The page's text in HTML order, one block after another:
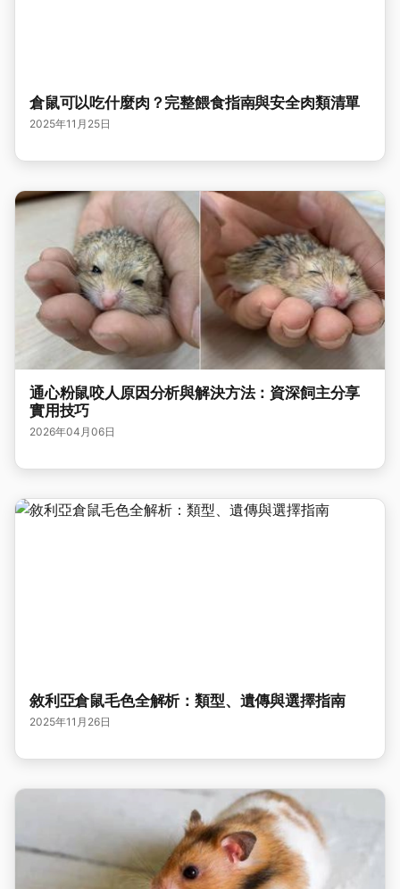
倉鼠可以吃什麼肉？完整餵食指南與安全肉類清單
2025年11月25日
通心粉鼠咬人原因分析與解決方法：資深飼主分享
實用技巧
2026年04月06日
敘利亞倉鼠毛色全解析：類型、遺傳與選擇指南
2025年11月26日